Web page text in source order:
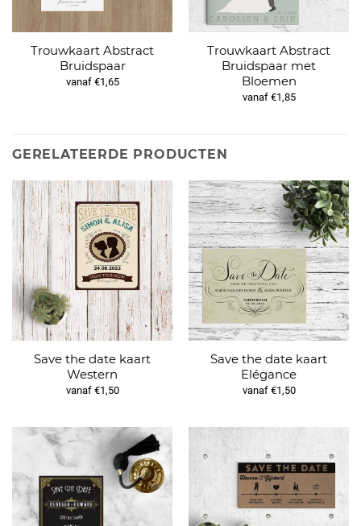
Trouwkaart Abstract
Bruidspaar
vanaf €1,65
Trouwkaart Abstract
Bruidspaar met
Bloemen
vanaf €1,85
GERELATEERDE PRODUCTEN
Save the date kaart
Western
vanaf €1,50
Save the date kaart
Elégance
vanaf €1,50